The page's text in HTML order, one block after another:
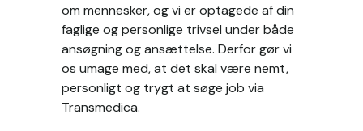
om mennesker, og vi er optagede af din
faglige og personlige trivsel under både
ansøgning og ansættelse. Derfor gør vi
os umage med, at det skal være nemt,
personligt og trygt at søge job via
Transmedica.